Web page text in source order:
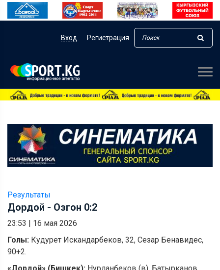
Вход Регистрация
Результаты
Дордой - Озгон 0:2
23:53 | 16 мая 2026
Голы: Кудурет Искандарбеков, 32, Сезар Бенавидес,
90+2.
«Дордой» (Бишкек): Нурланбеков (в), Батырканов,